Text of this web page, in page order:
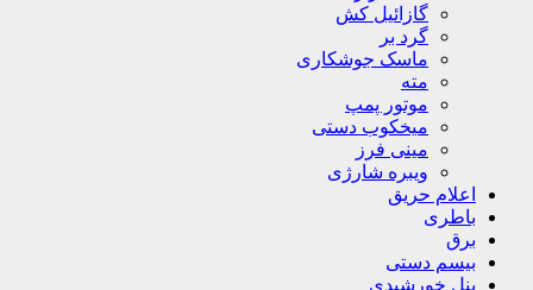
گازائیل کش
گرد بر
ماسک جوشکاری
مته
موتور پمپ
میخکوب دستی
مینی فرز
ویبره شارژی
اعلام حریق
باطری
برق
بیسم دستی
پنل خورشیدی